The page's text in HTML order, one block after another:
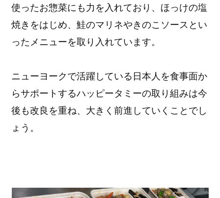
使ったお惣菜にも力を入れており、ほっけの塩
焼きをはじめ、鮭のマリネやきのこソースとい
ったメニューを取り入れています。
ニューヨークで活躍している日本人を食事面か
らサポートするハッピータミーの取り組みは今
後も改良を重ね、大きく前進していくことでし
ょう。